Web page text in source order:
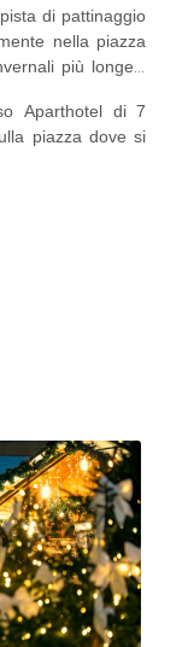
di pattinaggio
nella piazza
più longevi
Aparthotel di 7
piazza dove si